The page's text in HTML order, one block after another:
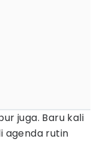
juga. Baru kali
agenda rutin